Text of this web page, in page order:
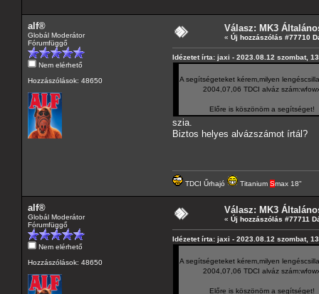
alf®
Globál Moderátor
Fórumfüggő
Nem elérhető
Hozzászólások: 48650
Válasz: MK3
« Új hozzászólás #77710
Idézetet írta: jaxi - 2023.08.12 szombat,
A segítségeteket kérem,milyen
2004,07,06 TDCI alváz
Előre is köszönöm a segítséget!
szia.
Biztos helyes alvázszámot írtál?
TDCI Űrhajó Titanium Smax 18"
alf®
Globál Moderátor
Fórumfüggő
Nem elérhető
Hozzászólások: 48650
Válasz: MK3
« Új hozzászólás #77711
Idézetet írta: jaxi - 2023.08.12 szombat,
A segítségeteket kérem,milyen
2004,07,06 TDCI alváz
Előre is köszönöm a segítséget!